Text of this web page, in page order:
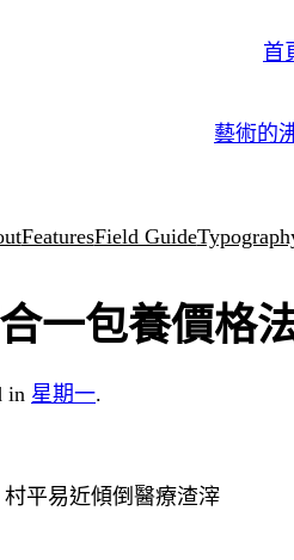
首
藝術的
FeaturesField Guide
一包養價格
in 星期一.
平易近傾倒醫療渣滓